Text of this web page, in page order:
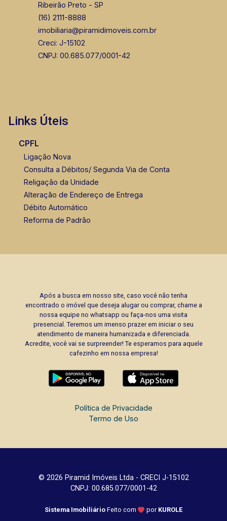
Ribeirão Preto - SP
(16) 2111-8888
imobiliaria@piramidimoveis.com.br
Creci: J-15102
CNPJ: 00.685.077/0001-42
Links Úteis
CPFL
Ligação Nova
Consulta a Débitos/ Segunda Via de Conta
Religação da Unidade
Alteração de Endereço de Entrega
Débito Automático
Reforma de Padrão
Após a busca em nosso site, caso você não tenha
encontrado o imóvel que deseja alugar ou comprar, chame a
nossa equipe no whatsapp ou faça-nos uma visita
presencial. Teremos um imenso prazer em iniciar o seu
atendimento de maneira humanizada e diferenciada.
Acredite, você vai se surpreender! Te esperamos para aquele
cafezinho em nossa empresa!
Política de Privacidade
Termo de Uso
© 2026 Piramid Imóveis Ltda - CRECI J-15102
CNPJ: 00.685.077/0001-42
Sistema Imobiliário Feito com por KUROLE